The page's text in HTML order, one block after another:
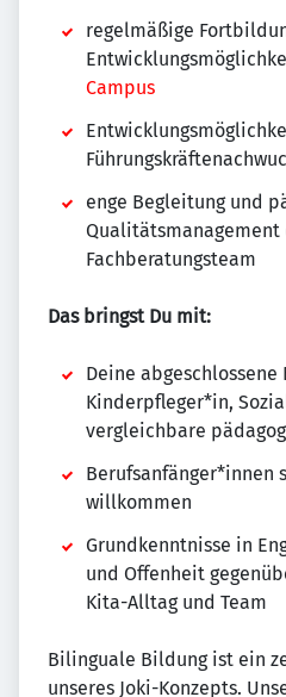
regelmäßige
Campus
enge Begleitung und
Qualitätsmanagement
Fachberatungsteam
Das bringst Du mit:
Deine
Kinderpfleger*in,
vergleichbare
Berufsanfänger*innen
willkommen
Grundkenntnisse in
und Offenheit
Kita-Alltag und Team
Bilinguale Bildung ist ein
unseres Joki-Konzepts.